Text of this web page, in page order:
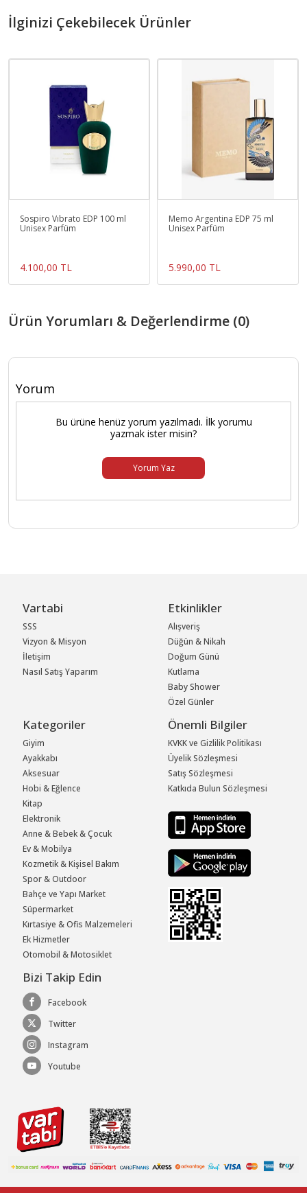
İlginizi Çekebilecek Ürünler
Sospiro Vıbrato EDP 100 ml
Unisex Parfüm
4.100,00 TL
Memo Argentina EDP 75 ml
Unisex Parfüm
5.990,00 TL
Ürün Yorumları & Değerlendirme (0)
Yorum
Bu ürüne henüz yorum yazılmadı. İlk yorumu
yazmak ister misin?
Yorum Yaz
Vartabi
SSS
Vizyon & Misyon
İletişim
Nasıl Satış Yaparım
Etkinlikler
Alışveriş
Düğün & Nikah
Doğum Günü
Kutlama
Baby Shower
Özel Günler
Kategoriler
Giyim
Ayakkabı
Aksesuar
Hobi & Eğlence
Kitap
Elektronik
Anne & Bebek & Çocuk
Ev & Mobilya
Kozmetik & Kişisel Bakım
Spor & Outdoor
Bahçe ve Yapı Market
Süpermarket
Kırtasiye & Ofis Malzemeleri
Ek Hizmetler
Otomobil & Motosiklet
Önemli Bilgiler
KVKK ve Gizlilik Politikası
Üyelik Sözleşmesi
Satış Sözleşmesi
Katkıda Bulun Sözleşmesi
Bizi Takip Edin
Facebook
Twitter
Instagram
Youtube